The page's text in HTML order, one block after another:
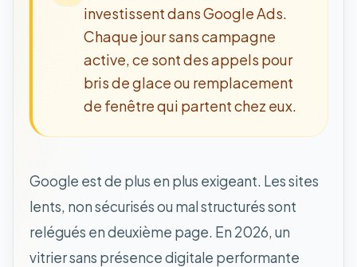
investissent dans Google Ads.
Chaque jour sans campagne
active, ce sont des appels pour
bris de glace ou remplacement
de fenêtre qui partent chez eux.
Google est de plus en plus exigeant. Les sites
lents, non sécurisés ou mal structurés sont
relégués en deuxième page. En 2026, un
vitrier sans présence digitale performante